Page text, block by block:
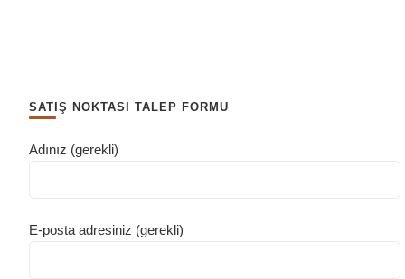
SATIŞ NOKTASI TALEP FORMU
Adınız (gerekli)
E-posta adresiniz (gerekli)